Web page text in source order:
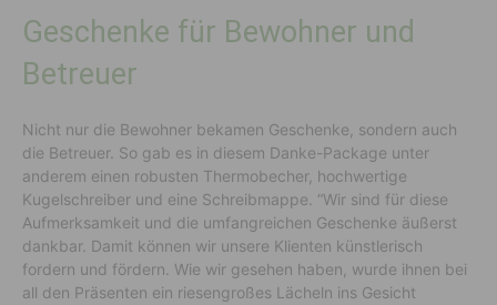
Geschenke für Bewohner und
Betreuer
Nicht nur die Bewohner bekamen Geschenke, sondern auch
die Betreuer. So gab es in diesem Danke-Package unter
anderem einen robusten Thermobecher, hochwertige
Kugelschreiber und eine Schreibmappe. “Wir sind für diese
Aufmerksamkeit und die umfangreichen Geschenke äußerst
dankbar. Damit können wir unsere Klienten künstlerisch
fordern und fördern. Wie wir gesehen haben, wurde ihnen bei
all den Präsenten ein riesengroßes Lächeln ins Gesicht